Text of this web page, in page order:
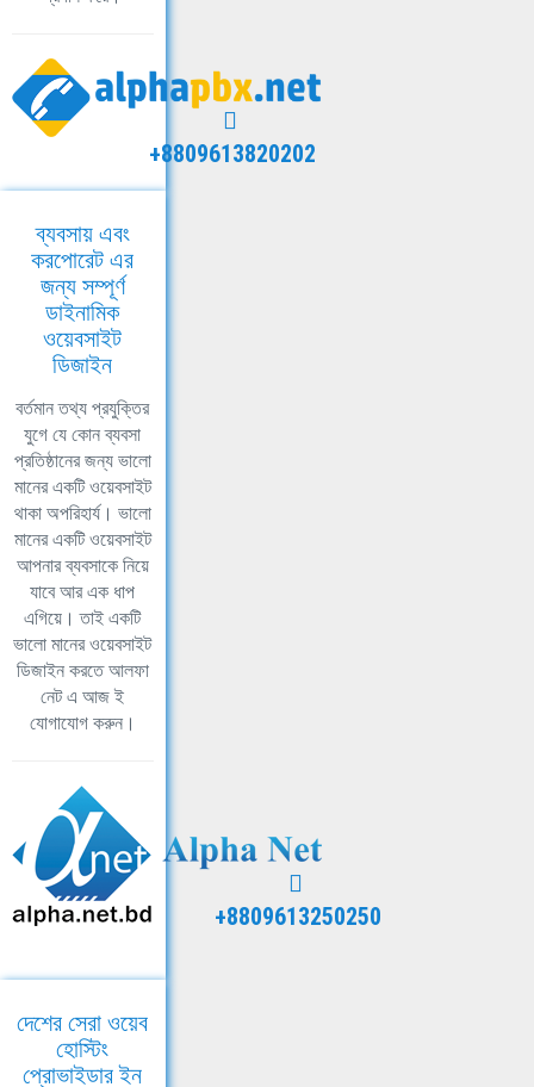
+8809613820202
ব্যবসায় এবং
করপোরেট এর
জন্য সম্পূর্ণ
ডাইনামিক
ওয়েবসাইট
ডিজাইন
বর্তমান তথ্য প্রযুক্তির
যুগে যে কোন ব্যবসা
প্রতিষ্ঠানের জন্য ভালো
মানের একটি ওয়েবসাইট
থাকা অপরিহার্য। ভালো
মানের একটি ওয়েবসাইট
আপনার ব্যবসাকে নিয়ে
যাবে আর এক ধাপ
এগিয়ে। তাই একটি
ভালো মানের ওয়েবসাইট
ডিজাইন করতে আলফা
নেট এ আজ ই
যোগাযোগ করুন।
+8809613250250
দেশের সেরা ওয়েব
হোস্টিং
প্রোভাইডার ইন